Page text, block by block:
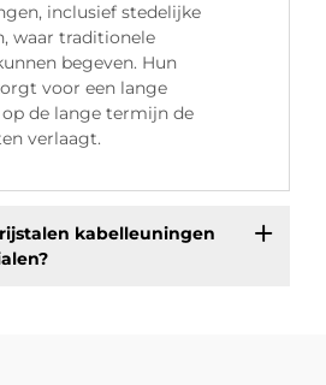
inclusief stedelijke
waar traditionele
begeven. Hun
voor een lange
de lange termijn de
verlaagt.
kabelleuningen